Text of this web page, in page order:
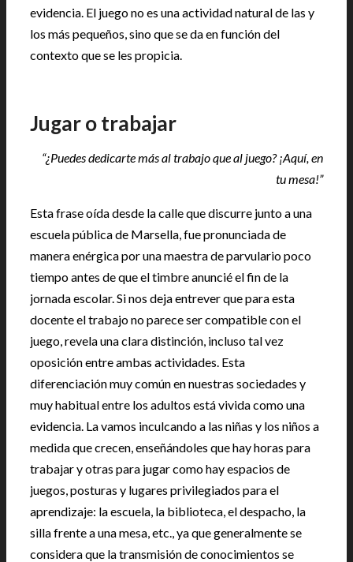
evidencia. El juego no es una actividad natural de las y
los más pequeños, sino que se da en función del
contexto que se les propicia.
Jugar o trabajar
“¿Puedes dedicarte más al trabajo que al juego? ¡Aquí, en
tu mesa!”
Esta frase oída desde la calle que discurre junto a una
escuela pública de Marsella, fue pronunciada de
manera enérgica por una maestra de parvulario poco
tiempo antes de que el timbre anuncié el fin de la
jornada escolar. Si nos deja entrever que para esta
docente el trabajo no parece ser compatible con el
juego, revela una clara distinción, incluso tal vez
oposición entre ambas actividades. Esta
diferenciación muy común en nuestras sociedades y
muy habitual entre los adultos está vivida como una
evidencia. La vamos inculcando a las niñas y los niños a
medida que crecen, enseñándoles que hay horas para
trabajar y otras para jugar como hay espacios de
juegos, posturas y lugares privilegiados para el
aprendizaje: la escuela, la biblioteca, el despacho, la
silla frente a una mesa, etc., ya que generalmente se
considera que la transmisión de conocimientos se